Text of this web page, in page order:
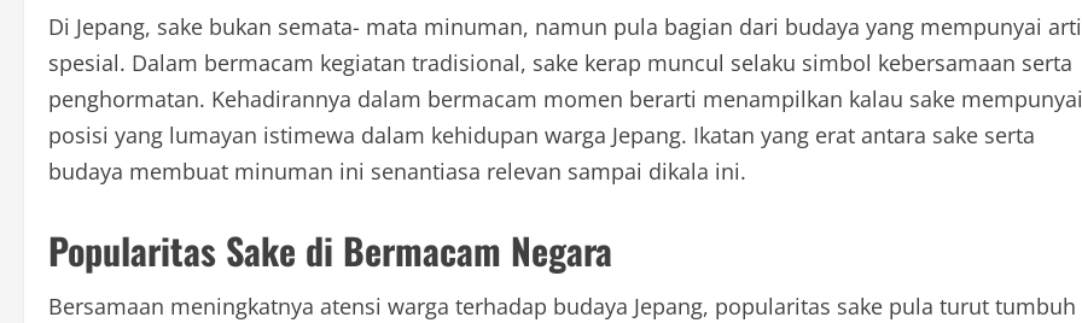
Di Jepang, sake bukan semata- mata minuman, namun pula bagian dari budaya yang mempunyai arti
spesial. Dalam bermacam kegiatan tradisional, sake kerap muncul selaku simbol kebersamaan serta
penghormatan. Kehadirannya dalam bermacam momen berarti menampilkan kalau sake mempunyai
posisi yang lumayan istimewa dalam kehidupan warga Jepang. Ikatan yang erat antara sake serta
budaya membuat minuman ini senantiasa relevan sampai dikala ini.
Popularitas Sake di Bermacam Negara
Bersamaan meningkatnya atensi warga terhadap budaya Jepang, popularitas sake pula turut tumbuh